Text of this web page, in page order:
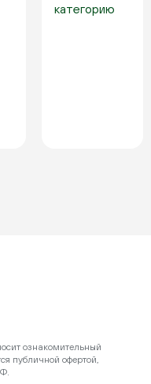
категорию
ознакомительный
публичной офертой,